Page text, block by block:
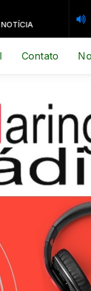
NOTÍCIA MÚSICA,
Contato